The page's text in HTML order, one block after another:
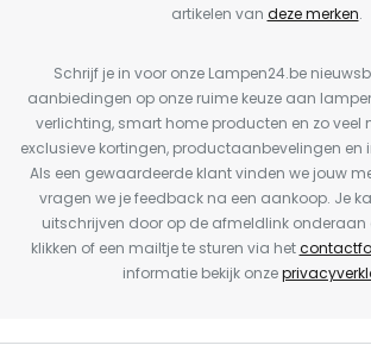
artikelen van deze merken.
Schrijf je in voor onze Lampen24.be
aanbiedingen op onze ruime keuze aan
verlichting, smart home producten en zo veel
exclusieve kortingen, productaanbevelingen en
Als een gewaardeerde klant vinden we jouw
vragen we je feedback na een aankoop. Je
uitschrijven door op de afmeldlink onderaan
klikken of een mailtje te sturen via het
informatie bekijk onze